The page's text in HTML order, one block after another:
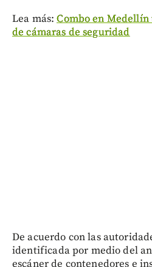
Lea más:Combo en
de cámaras de seguridad
De acuerdo con las
identificada por medio del
escáner de contenedores e